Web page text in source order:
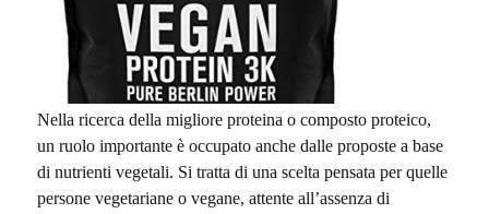
Nella ricerca della migliore proteina o composto proteico,
un ruolo importante è occupato anche dalle proposte a base
di nutrienti vegetali. Si tratta di una scelta pensata per quelle
persone vegetariane o vegane, attente all’assenza di